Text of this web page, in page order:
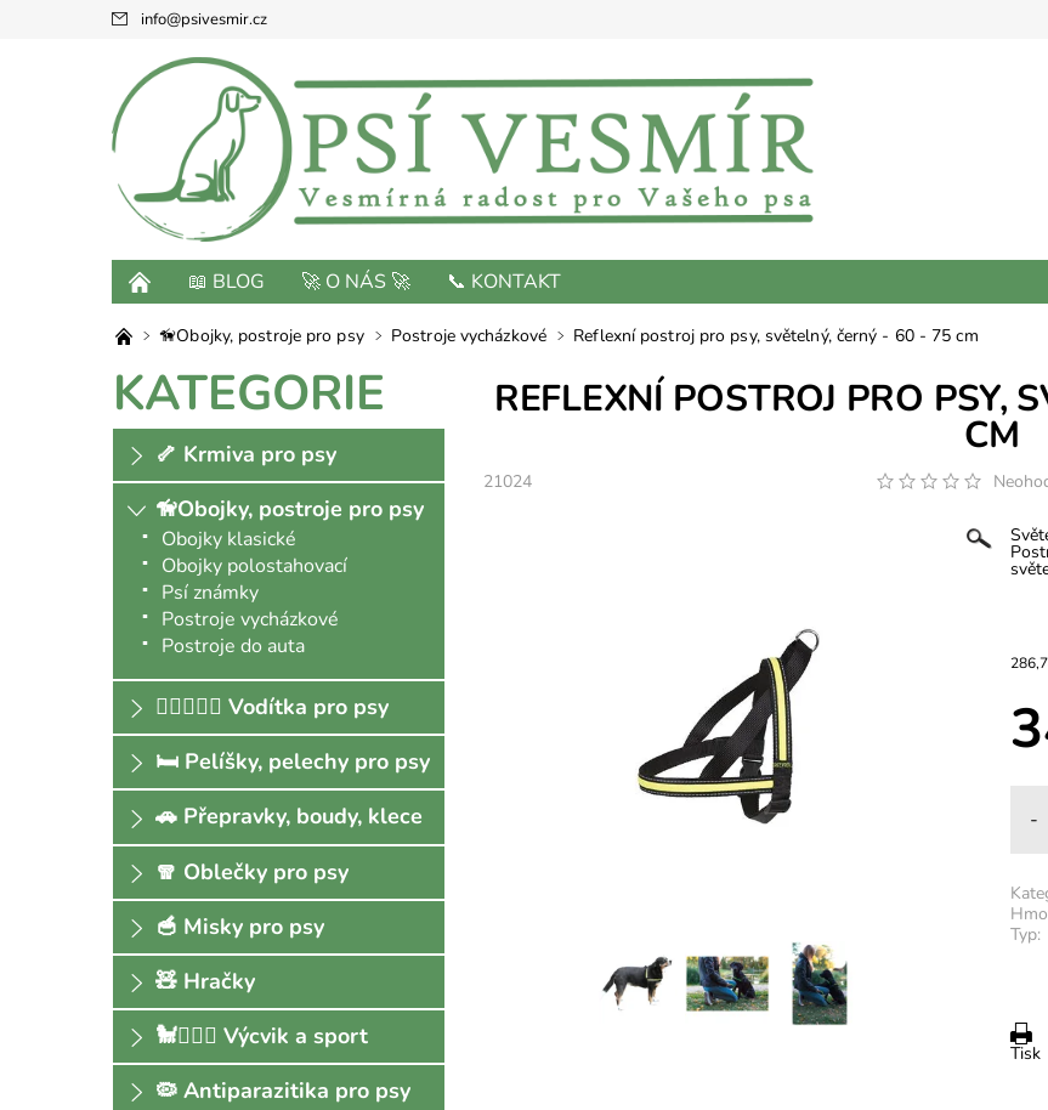
info@psivesmir.cz
📖 BLOG 🚀 O NÁS 🚀 📞 KONTAKT
🦮Obojky, postroje pro psy Postroje vycházkové Reflexní postroj pro psy, světelný, černý - 60 - 75 cm
REFLEXNÍ POSTROJ PRO PSY,
CM
21024
-
Typ:
Tisk
KATEGORIE
🦴 Krmiva pro psy
🦮Obojky, postroje pro psy
Obojky klasické
Obojky polostahovací
Psí známky
Postroje vycházkové
Postroje do auta
🐕‍🦺🚶🏻‍♀️ Vodítka pro psy
🛏 Pelíšky, pelechy pro psy
🚗 Přepravky, boudy, klece
🧣 Oblečky pro psy
🥣 Misky pro psy
🧸 Hračky
🐩🏃🏻‍♀️ Výcvik a sport
🦠 Antiparazitika pro psy